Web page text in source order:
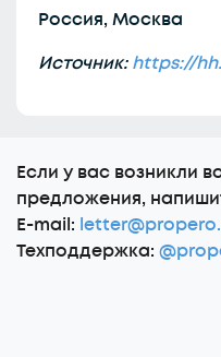
Россия, Москва
Источник:https://
Еcли у вас возникли
предложения,
E-mail:
Техподдержка: